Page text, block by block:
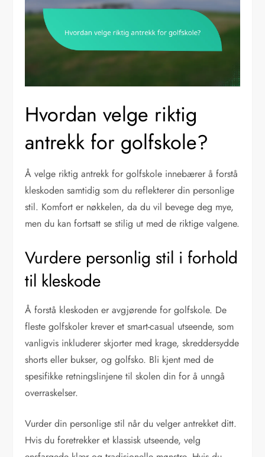
Hvordan velge riktig
antrekk for golfskole?
Å velge riktig antrekk for golfskole innebærer å forstå
kleskoden samtidig som du reflekterer din personlige
stil. Komfort er nøkkelen, da du vil bevege deg mye,
men du kan fortsatt se stilig ut med de riktige valgene.
Vurdere personlig stil i forhold
til kleskode
Å forstå kleskoden er avgjørende for golfskole. De
fleste golfskoler krever et smart-casual utseende, som
vanligvis inkluderer skjorter med krage, skreddersydde
shorts eller bukser, og golfsko. Bli kjent med de
spesifikke retningslinjene til skolen din for å unngå
overraskelser.
Vurder din personlige stil når du velger antrekket ditt.
Hvis du foretrekker et klassisk utseende, velg